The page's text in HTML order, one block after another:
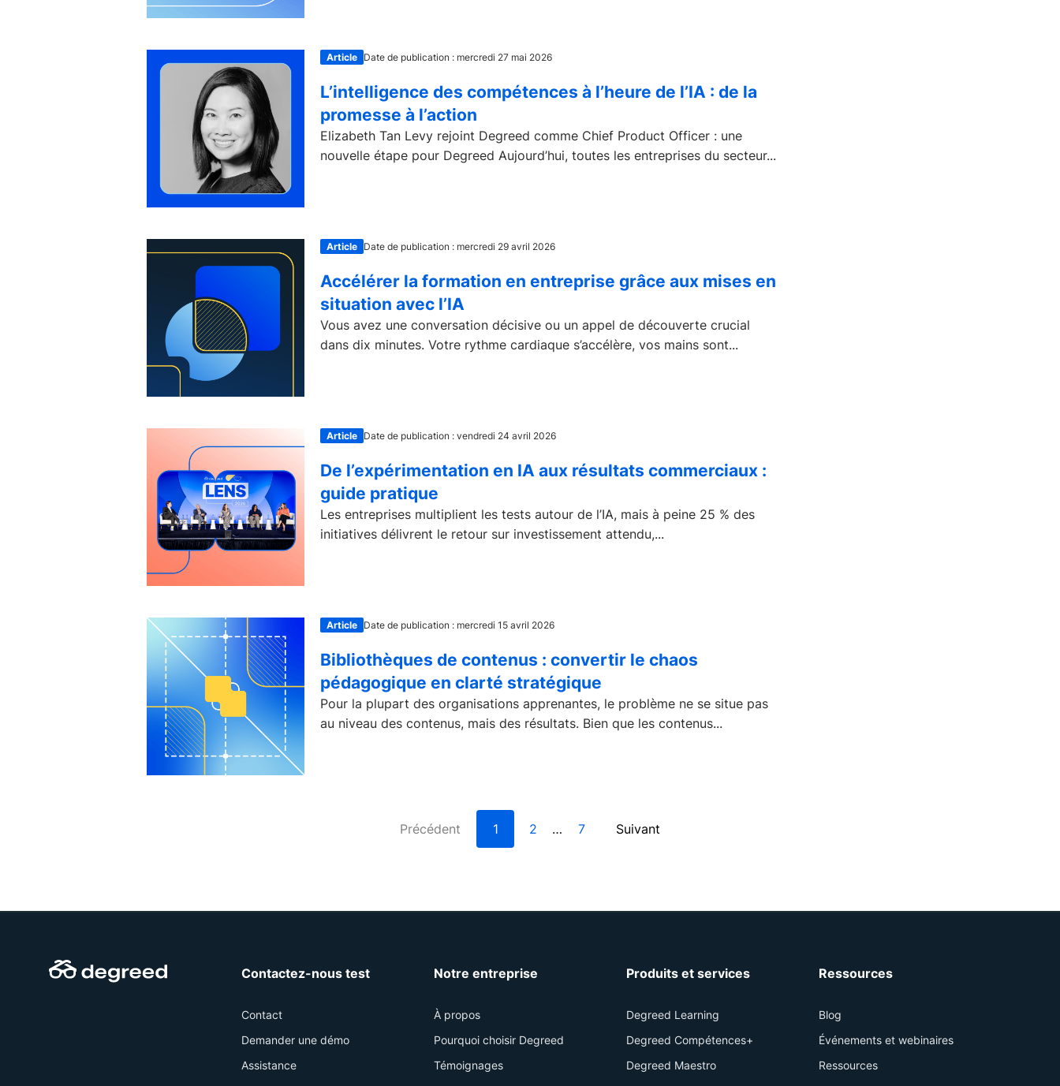
Article Date de publication : mercredi 27 mai 2026
L’intelligence des compétences à l’heure de l’IA : de la
promesse à l’action
Elizabeth Tan Levy rejoint Degreed comme Chief Product Officer : une
nouvelle étape pour Degreed Aujourd’hui, toutes les entreprises du secteur...
Article Date de publication : mercredi 29 avril 2026
Accélérer la formation en entreprise grâce aux mises en
situation avec l’IA
Vous avez une conversation décisive ou un appel de découverte crucial
dans dix minutes. Votre rythme cardiaque s’accélère, vos mains sont...
Article Date de publication : vendredi 24 avril 2026
De l’expérimentation en IA aux résultats commerciaux :
guide pratique
Les entreprises multiplient les tests autour de l’IA, mais à peine 25 % des
initiatives délivrent le retour sur investissement attendu,...
Article Date de publication : mercredi 15 avril 2026
Bibliothèques de contenus : convertir le chaos
pédagogique en clarté stratégique
Pour la plupart des organisations apprenantes, le problème ne se situe pas
au niveau des contenus, mais des résultats. Bien que les contenus...
Précédent 1 2 … 7 Suivant
Contactez-nous test
Contact
Demander une démo
Assistance
Notre entreprise
À propos
Pourquoi choisir Degreed
Témoignages
Produits et services
Degreed Learning
Degreed Compétences+
Degreed Maestro
Ressources
Blog
Événements et webinaires
Ressources